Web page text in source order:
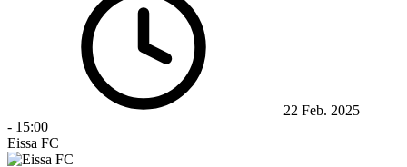
22 Feb. 2025
- 15:00
Eissa FC